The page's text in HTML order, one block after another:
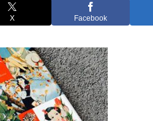
X Facebook